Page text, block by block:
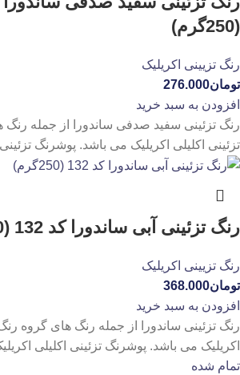
(250گرم)
رنگ تزیینی اکریلیک
تومان276.000
افزودن به سبد خرید
رنگ تزئینی سفید صدفی ساندورا از جمله
تزئینی اکلیلی اکریلیک می باشد. پوشرنگ
رنگ تزئینی آبی ساندورا کد 132 (250گرم)
رنگ تزیینی اکریلیک
تومان368.000
افزودن به سبد خرید
رنگ تزئینی ساندورا از جمله رنگ های گروه
اکریلیک می باشد. پوشرنگ تزئینی اکلیلی
تمام شده